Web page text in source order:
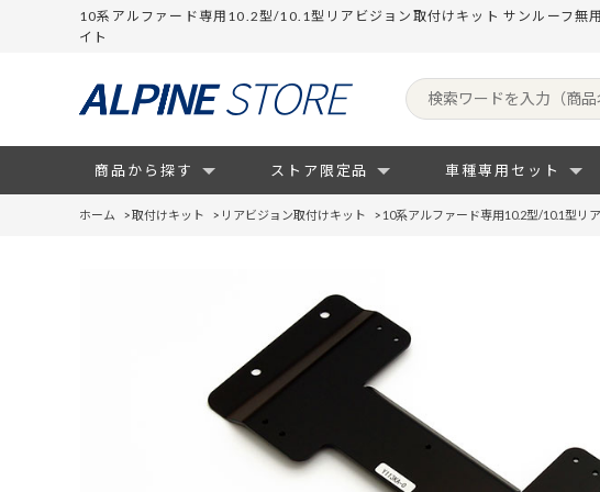
10系アルファード専用10.2型/10.1型リアビジョン取付けキット サンルーフ無
イト
商品から探す ストア限定品 車種専用セット
ホーム >取付けキット > リアビジョン取付けキット > 10系アルファード専用10.2型/10.1型リ